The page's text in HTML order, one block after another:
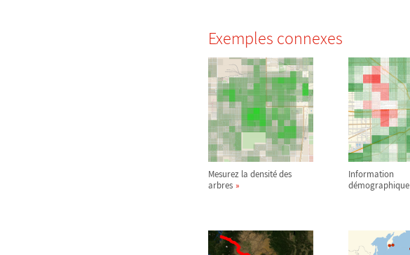
Exemples connexes
Mesurez la densité des
arbres
Information
démographique